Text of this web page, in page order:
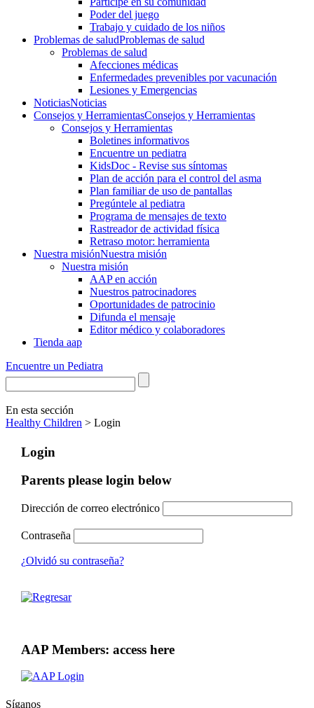
Poder del juego
Trabajo y cuidado de los niños
Problemas de saludProblemas de salud
Problemas de salud
Afecciones médicas
Enfermedades prevenibles por vacunación
Lesiones y Emergencias
NoticiasNoticias
Consejos y HerramientasConsejos y Herramientas
Consejos y Herramientas
Boletines informativos
Encuentre un pediatra
KidsDoc - Revise sus síntomas
Plan de acción para el control del asma
Plan familiar de uso de pantallas
Pregúntele al pediatra
Programa de mensajes de texto
Rastre​​ador de activida​d física
Retraso motor: herramienta
Nuestra misiónNuestra misión
Nuestra misión
AAP en acción
Nuestros patrocinadores
Oportunidades de patrocinio
Difunda el mensaje
Editor médico y colaboradores
Tienda aap
Encuentre un Pediatra
En esta sección
Healthy Children > Login
Login
Parents please login below
Dirección de correo electrónico
Contraseña
¿Olvidó su contraseña?
AAP Members: access here
Síganos